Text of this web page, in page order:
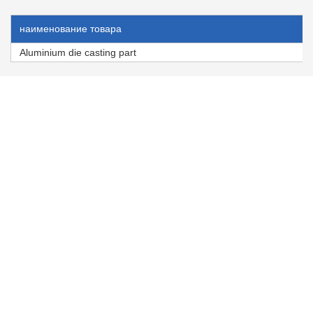
наименование товара
Aluminium die casting part